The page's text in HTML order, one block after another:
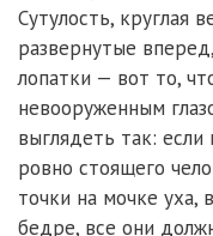
Сутулость, круглая
развернутые
лопатки — вот то,
невооруженным
выглядеть так:
ровно стоящего
точки на мочке уха,
бедре, все они